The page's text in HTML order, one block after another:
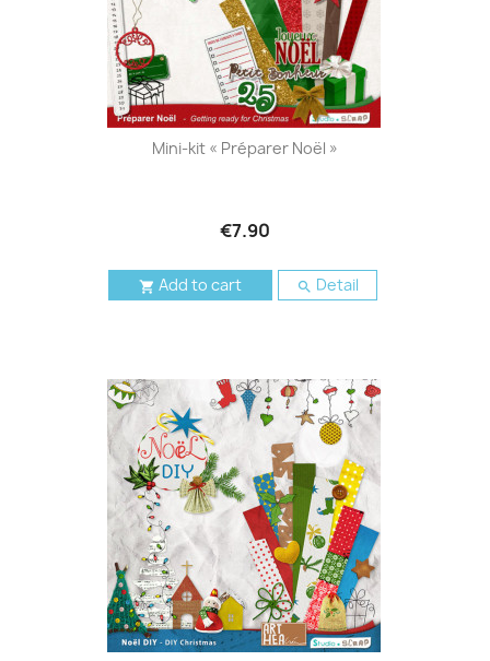
Mini-kit « Préparer Noël »
€7.90
 Add to cart  Detail